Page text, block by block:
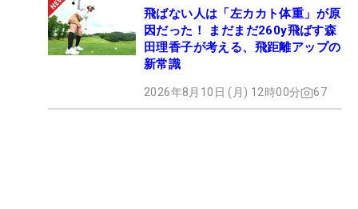
飛ばない人は「左カカト体重」が原
因だった！ まだまだ260y飛ばす森
田理香子が考える、飛距離アップの
新常識
2026年8月10日 (月) 12時00分 67